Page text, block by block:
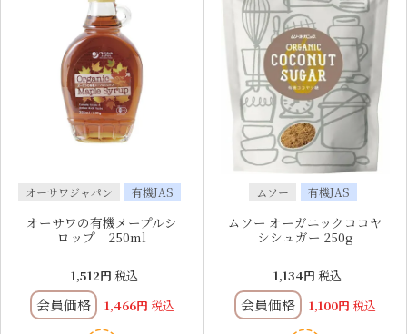
オーサワジャパン 有機JAS
オーサワの有機メープルシ
ロップ 250ml
1,512 税込
会員価格 1,466 税込
ムソー 有機JAS
ムソー オーガニックココヤ
シシュガー 250g
1,134 税込
会員価格 1,100 税込